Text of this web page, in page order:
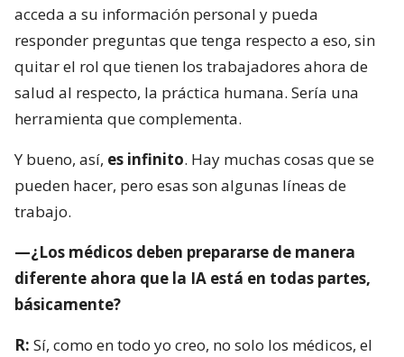
acceda a su información personal y pueda
responder preguntas que tenga respecto a eso, sin
quitar el rol que tienen los trabajadores ahora de
salud al respecto, la práctica humana. Sería una
herramienta que complementa.
Y bueno, así, es infinito. Hay muchas cosas que se
pueden hacer, pero esas son algunas líneas de
trabajo.
—¿Los médicos deben prepararse de manera
diferente ahora que la IA está en todas partes,
básicamente?
R: Sí, como en todo yo creo, no solo los médicos, el